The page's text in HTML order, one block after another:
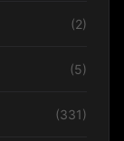
(2)
(5)
(331)